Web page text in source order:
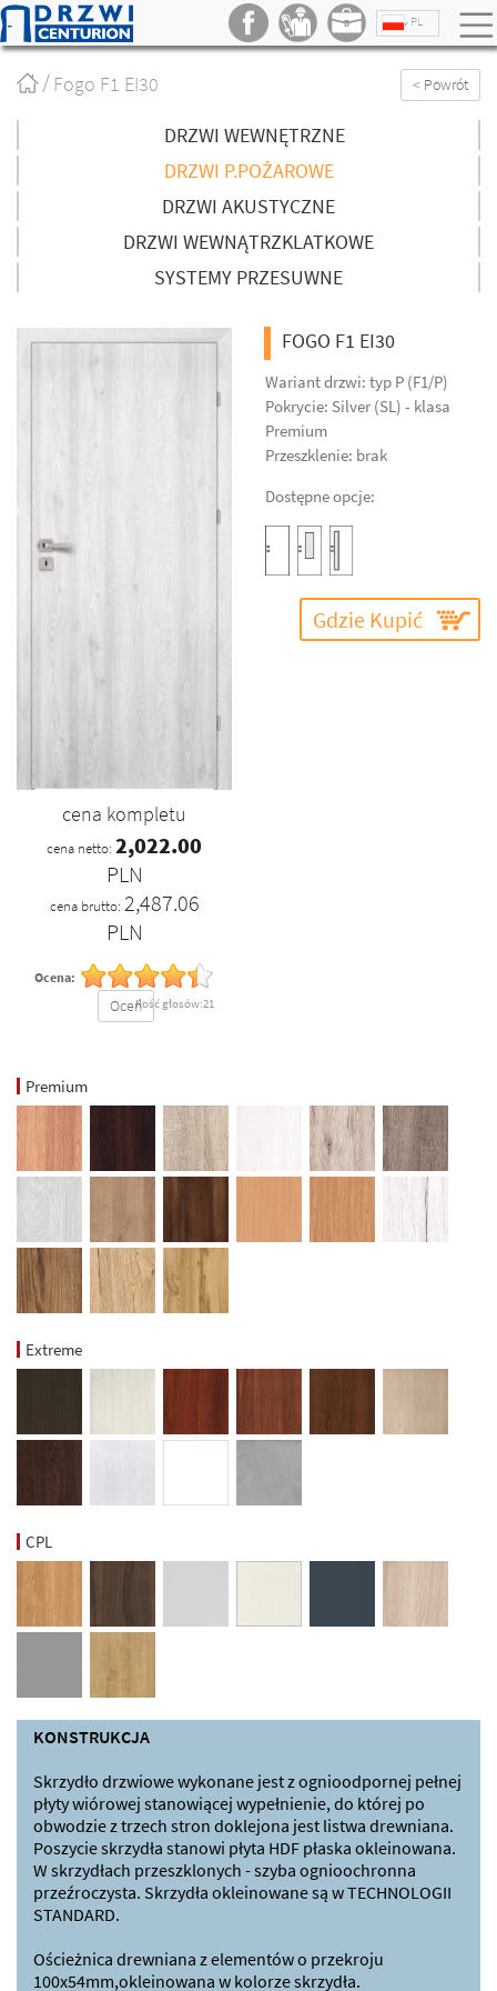
PL
StronaFogo F1 EI30 < Powrót
DRZWI WEWNĘTRZNE
DRZWI P.POŻAROWE
DRZWI AKUSTYCZNE
DRZWI WEWNĄTRZKLATKOWE
SYSTEMY PRZESUWNE
cena kompletu
cena netto: 2,022.00
PLN
cena brutto: 2,487.06
PLN
Ocena:
Ilość głosów:21
Oceń
FOGO F1 EI30
Wariant drzwi: typ P (F1/P)
Pokrycie: Silver (SL) - klasa
Premium
Przeszklenie: brak
Dostępne opcje:
Gdzie Kupić
Premium
Extreme
CPL
KONSTRUKCJA
Skrzydło drzwiowe wykonane jest z ognioodpornej pełnej
płyty wiórowej stanowiącej wypełnienie, do której po
obwodzie z trzech stron doklejona jest listwa drewniana.
Poszycie skrzydła stanowi płyta HDF płaska okleinowana.
W skrzydłach przeszklonych - szyba ognioochronna
przeźroczysta. Skrzydła okleinowane są w TECHNOLOGII
STANDARD.
Ościeżnica drewniana z elementów o przekroju
100x54mm,okleinowana w kolorze skrzydła.